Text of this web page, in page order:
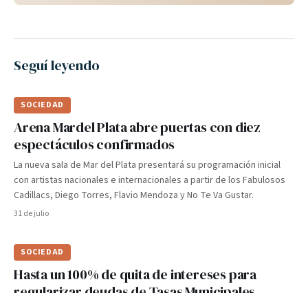
Seguí leyendo
SOCIEDAD
Arena Mardel Plata abre puertas con diez
espectáculos confirmados
La nueva sala de Mar del Plata presentará su programación inicial
con artistas nacionales e internacionales a partir de los Fabulosos
Cadillacs, Diego Torres, Flavio Mendoza y No Te Va Gustar.
31 de julio
SOCIEDAD
Hasta un 100% de quita de intereses para